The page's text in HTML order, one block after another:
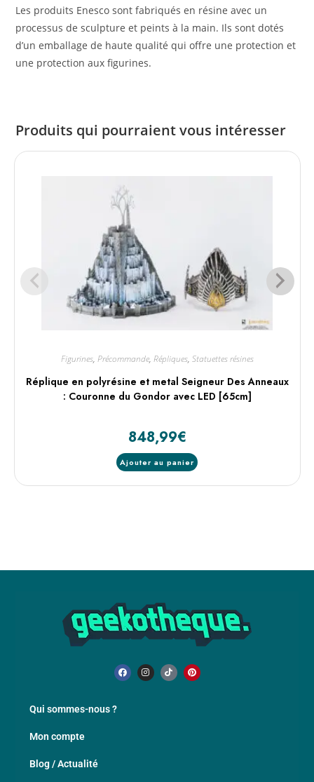
Les produits Enesco sont fabriqués en résine avec un
processus de sculpture et peints à la main. Ils sont dotés
d’un emballage de haute qualité qui offre une protection et
une protection aux figurines.
Produits qui pourraient vous intéresser
Figurines, Précommande, Répliques, Statuettes résines
Réplique en polyrésine et metal Seigneur Des Anneaux
: Couronne du Gondor avec LED [65cm]
848,99€
Ajouter au panier
Qui sommes-nous ?
Mon compte
Blog / Actualité